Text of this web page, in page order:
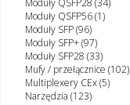
Moduły QSFP28 (34)
Moduły QSFP56 (1)
Moduły SFP (96)
Moduły SFP+ (97)
Moduły SFP28 (33)
Mufy / przełącznice (102)
Multiplexery CEx (5)
Narzędzia (123)